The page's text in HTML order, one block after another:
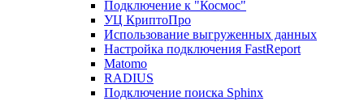
Подключение к "Космос"
УЦ КриптоПро
Использование выгруженных данных
Настройка подключения FastReport
Matomo
RADIUS
Подключение поиска Sphinx